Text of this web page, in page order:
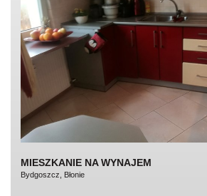
MIESZKANIE NA WYNAJEM
Bydgoszcz, Błonie